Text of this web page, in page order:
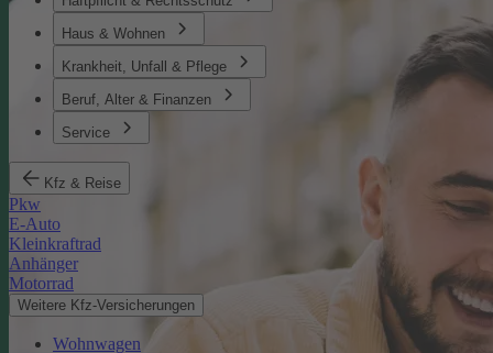
Haus & Wohnen
Krankheit, Unfall & Pflege
Beruf, Alter & Finanzen
Service
Kfz & Reise
Pkw
E-Auto
Kleinkraftrad
Anhänger
Motorrad
Weitere Kfz-Versicherungen
Wohnwagen